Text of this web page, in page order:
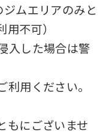
ムエリアのみと
不可）
入した場合は警
利用ください。
もにございませ